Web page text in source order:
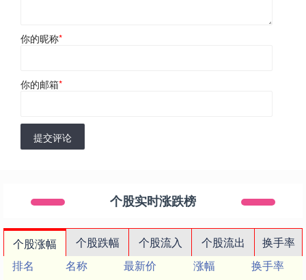
你的昵称*
你的邮箱*
提交评论
个股实时涨跌榜
个股涨幅 个股跌幅 个股流入 个股流出
换手率
排名
名称 最新价 涨幅
换手率